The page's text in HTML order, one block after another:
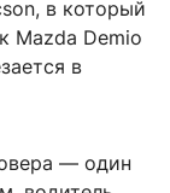
в который
Mazda Demio
в
— один